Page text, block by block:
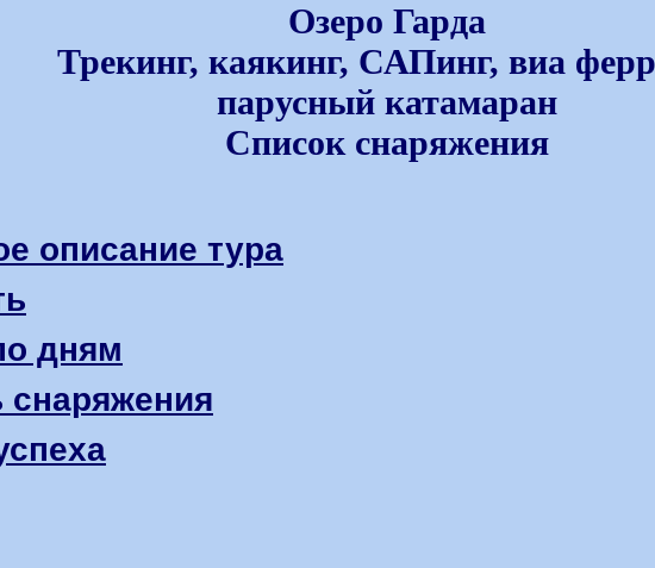
Озеро Гарда
Трекинг, каякинг, САПинг, виа
парусный катамаран
Список снаряжения
описание тура
дням
снаряжения